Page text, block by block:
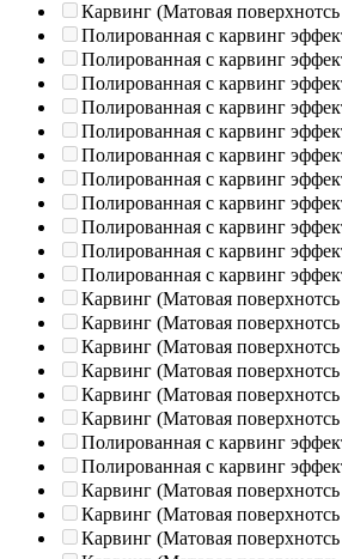
Карвинг (Матовая
Полированная c карвинг
Полированная c карвинг
Полированная c карвинг
Полированная c карвинг
Полированная c карвинг
Полированная c карвинг
Полированная c карвинг
Полированная c карвинг
Полированная c карвинг
Полированная c карвинг
Полированная c карвинг
Карвинг (Матовая
Карвинг (Матовая
Карвинг (Матовая
Карвинг (Матовая
Карвинг (Матовая
Карвинг (Матовая
Полированная c карвинг
Полированная c карвинг
Карвинг (Матовая
Карвинг (Матовая
Карвинг (Матовая